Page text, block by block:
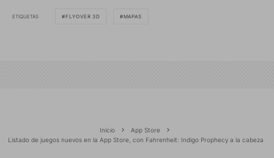
ETIQUETAS FLYOVER 3D MAPAS
Inicio
App Store
Listado de juegos nuevos en la App Store, con Fahrenheit: Indigo Prophecy a la cabeza